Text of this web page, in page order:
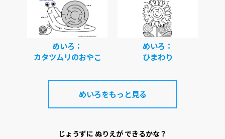
めいろ：
カタツムリのおやこ
めいろ：
ひまわり
めいろをもっと見る
じょうずに ぬりえが できるかな？